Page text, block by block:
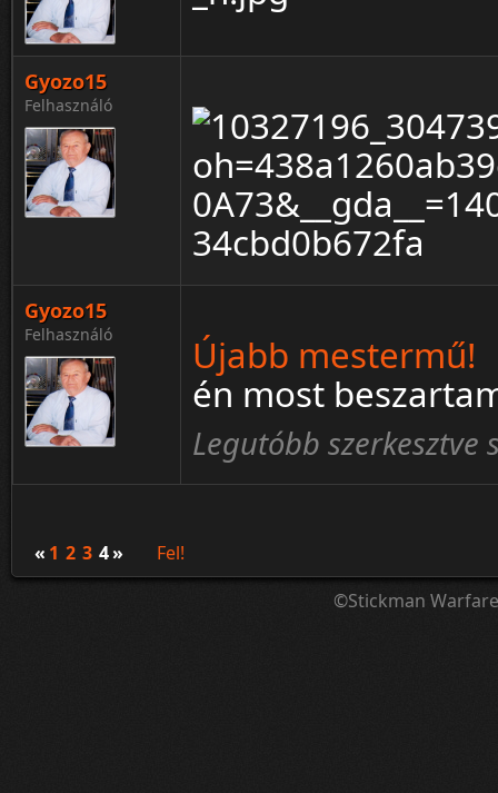
Gyozo15
Felhasználó
Gyozo15
Felhasználó
Újabb mestermű!
én most
Legutóbb szerkesztve
« 1 2 3 4»
Fel!
©Stickman Warfare